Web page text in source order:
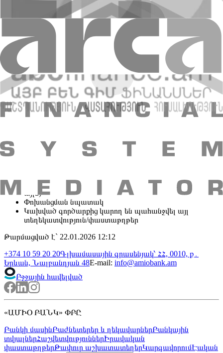
«Յունիբանկ» ԲԲԸ
«Ֆասթ Բանկ» ՓԲԸ
Միջազգային փոխանցումների հիմնական
պայմաններ
Փոխանցման արժույթ USD, EUR, RUB և բանկի կողմից
սպասարկվող այլ ազատ փոխարկելի արտարժույթ
Փոխանցման ժամկետ 1-3 աշխատանքային օր
(փոխանցման հաշվեգրման ժամկետը կախված է
միջնորդ բանկերի առկայությունից և ստացող բանկի
ներքին ընթացակարգերից)
Ստացողի տվյալներ (անվանում կամ անուն, ազգանուն,
մասնաճյուղի կոդ (առկայության դեպքում), հասցե և
այլն)
Փոխանցման նպատակ
Կախված գործարքից կարող են պահանջվել այլ
տեղեկատվություն/փաստաթղթեր
Թարմացված է` 22.01.2026 12:12
+374 10 59 20 20Գլխամասային գրասենյակ՝ ՀՀ, 0010, ք․
Երևան, Նալբանդյան 48E-mail: info@amiobank.am
Բջջային հավելված
«ԱՄԻՕ ԲԱՆԿ» ՓԲԸ
Բանկի մասինԲաժնետերեր և ղեկավարներԲանկային
տվյալներՀաշվետվություններԻրավական
փաստաթղթերԹափուր աշխատատեղերԿարգավորումԷական